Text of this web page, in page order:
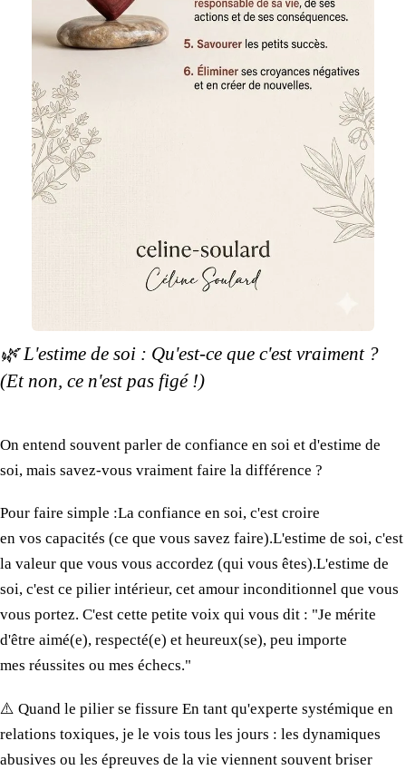
🌿 L'estime de soi : Qu'est-ce que c'est vraiment ?
(Et non, ce n'estpas figé !)
​On entend souvent parler de confiance en soi et d'estime de
soi, mais savez-vous vraiment faire la différence ?
​Pour faire simple : ​La confiance en soi, c'est croire
en vos capacités (ce que vous savez faire). ​L'estime de soi, c'est
la valeur que vous vous accordez (qui vous êtes). ​L'estime de
soi, c'est ce pilier intérieur, cet amour inconditionnel que vous
vous portez. C'est cette petite voix qui vous dit : "Je mérite
d'être aimé(e), respecté(e) et heureux(se), peu importe
mes réussites ou mes échecs."
​⚠️ Quand le pilier se fissure En tant qu'experte systémique en
relations toxiques, je le vois tous les jours : les dynamiques
abusives ou les épreuves de la vie viennent souvent briser